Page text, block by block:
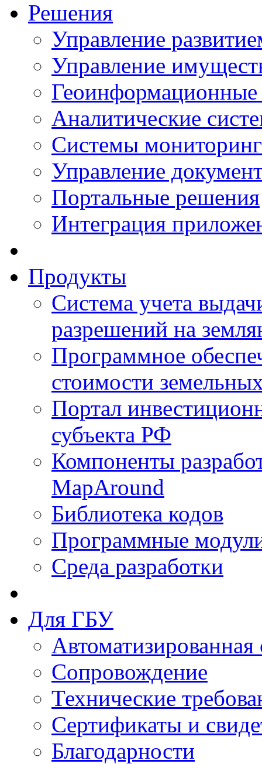
Решения
Управление
Управление
Аналитические
Системы
Управление
Портальные решения
Интеграция
Продукты
Система учета
разрешений на
Программное
стоимости
Портал
субъекта РФ
Компоненты
MapAround
Библиотека кодов
Программные
Среда разработки
Для ГБУ
Сопровождение
Технические
Сертификаты и
Благодарности